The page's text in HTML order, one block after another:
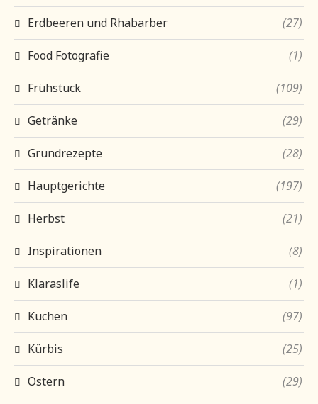
Erdbeeren und Rhabarber (27)
Food Fotografie (1)
Frühstück (109)
Getränke (29)
Grundrezepte (28)
Hauptgerichte (197)
Herbst (21)
Inspirationen (8)
Klaraslife (1)
Kuchen (97)
Kürbis (25)
Ostern (29)